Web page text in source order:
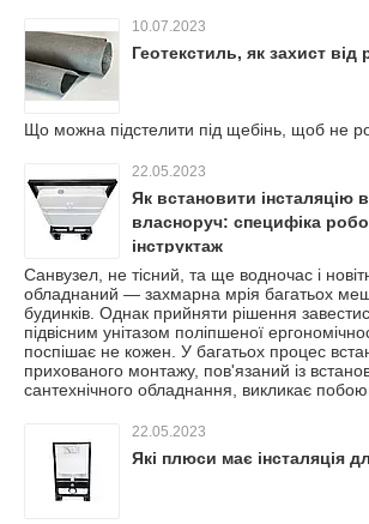
10.07.2023
Геотекстиль, як захист від
Що можна підстелити під щебінь, щоб не
22.05.2023
Як встановити інсталяцію в
власноруч: специфіка
інструктаж
Санвузел, не тісний, та ще водночас і
обладнаний — захмарна мрія багатьох
будинків. Однак прийняти рішення
підвісним унітазом поліпшеної
поспішає не кожен. У багатьох процес
прихованого монтажу, пов'язаний із
сантехнічного обладнання, викликає
22.05.2023
Які плюси має інсталяція